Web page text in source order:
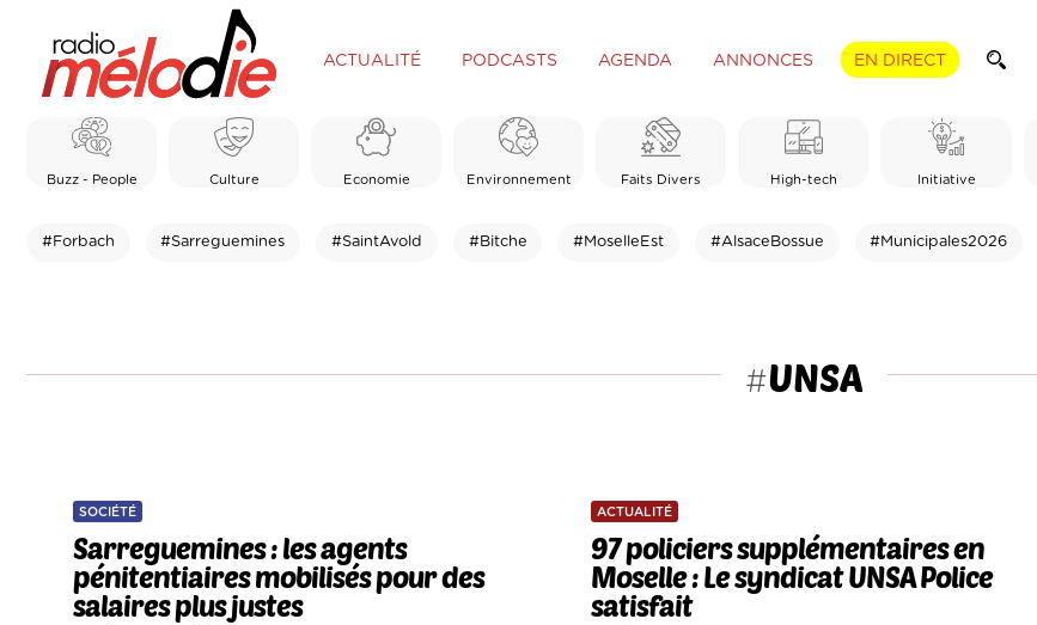
ACTUALITÉ PODCASTS AGENDA ANNONCES EN DIRECT
Buzz - People Culture Economie Environnement Faits Divers High-tech Initiative
#Forbach #Sarreguemines #SaintAvold #Bitche #MoselleEst #AlsaceBossue #Municipales2026
#UNSA
SOCIÉTÉ
Sarreguemines : les agents
pénitentiaires mobilisés pour des
salaires plus justes
ACTUALITÉ
97 policiers supplémentaires en
Moselle : Le syndicat UNSA Police
satisfait